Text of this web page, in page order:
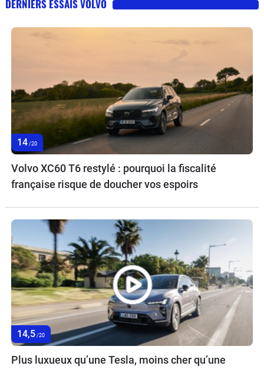
DERNIERS ESSAIS VOLVO
14 /20
Volvo XC60 T6 restylé : pourquoi la fiscalité
française risque de doucher vos espoirs
14,5 /20
Plus luxueux qu’une Tesla, moins cher qu’une